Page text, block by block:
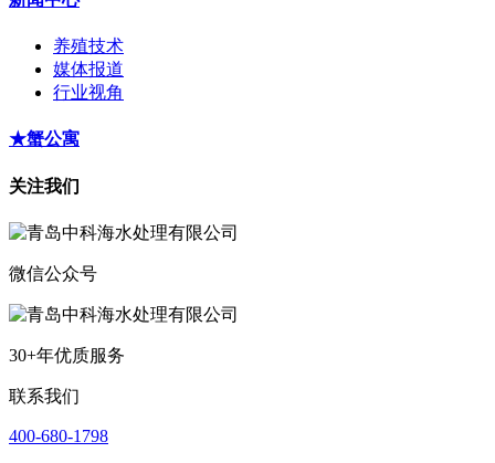
养殖技术
媒体报道
行业视角
★蟹公寓
关注我们
微信公众号
30+年优质服务
联系我们
400-680-1798